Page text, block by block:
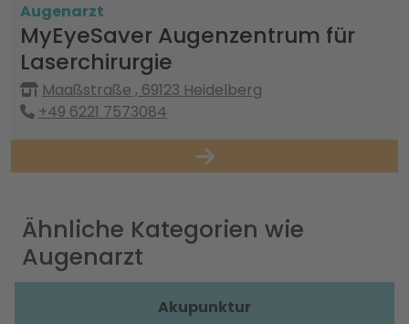
Augenarzt
MyEyeSaver Augenzentrum für
Laserchirurgie
Maaßstraße , 69123 Heidelberg
+49 6221 7573084
Ähnliche Kategorien wie
Augenarzt
Akupunktur